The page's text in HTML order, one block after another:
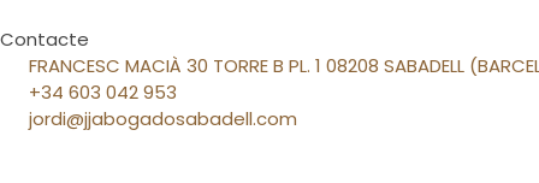
Contacte
FRANCESC MACIÀ 30 TORRE B PL. 1 08208 SABADELL
+34 603 042 953
jordi@jjabogadosabadell.com